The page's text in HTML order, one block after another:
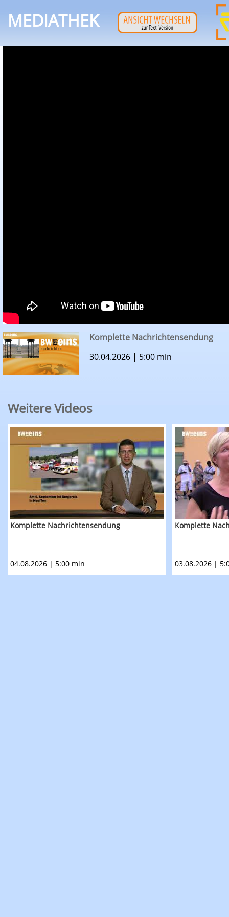
MEDIATHEK
Komplette Nachrichtensendung
30.04.2026 | 5:00 min
Weitere Videos
BW1-Nachrichten: Komplette
Komplette Nachrichtensendung
04.08.2026 | 5:00 min
BW1-
Komplette
03.08.2026 |